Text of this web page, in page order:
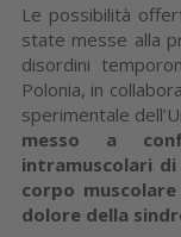
Le possibilità
state messe alla
disordini
Polonia, in
sperimentale
messo a
intramuscolari di
corpo
dolore della